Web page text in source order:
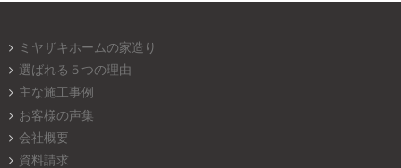
ミヤザキホームの家造り
選ばれる５つの理由
主な施工事例
お客様の声集
会社概要
資料請求